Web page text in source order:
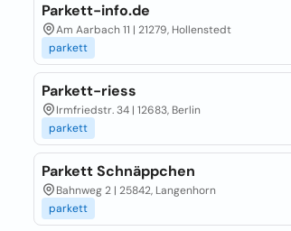
Parkett-info.de
Am Aarbach 11 | 21279, Hollenstedt
parkett
Parkett-riess
Irmfriedstr. 34 | 12683, Berlin
parkett
Parkett Schnäppchen
Bahnweg 2 | 25842, Langenhorn
parkett